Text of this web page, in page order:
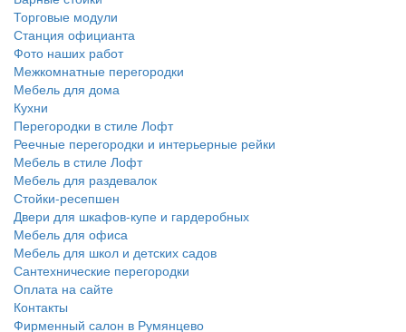
Торговые модули
Станция официанта
Фото наших работ
Межкомнатные перегородки
Мебель для дома
Кухни
Перегородки в стиле Лофт
Реечные перегородки и интерьерные рейки
Мебель в стиле Лофт
Мебель для раздевалок
Стойки-ресепшен
Двери для шкафов-купе и гардеробных
Мебель для офиса
Мебель для школ и детских садов
Сантехнические перегородки
Оплата на сайте
Контакты
Фирменный салон в Румянцево